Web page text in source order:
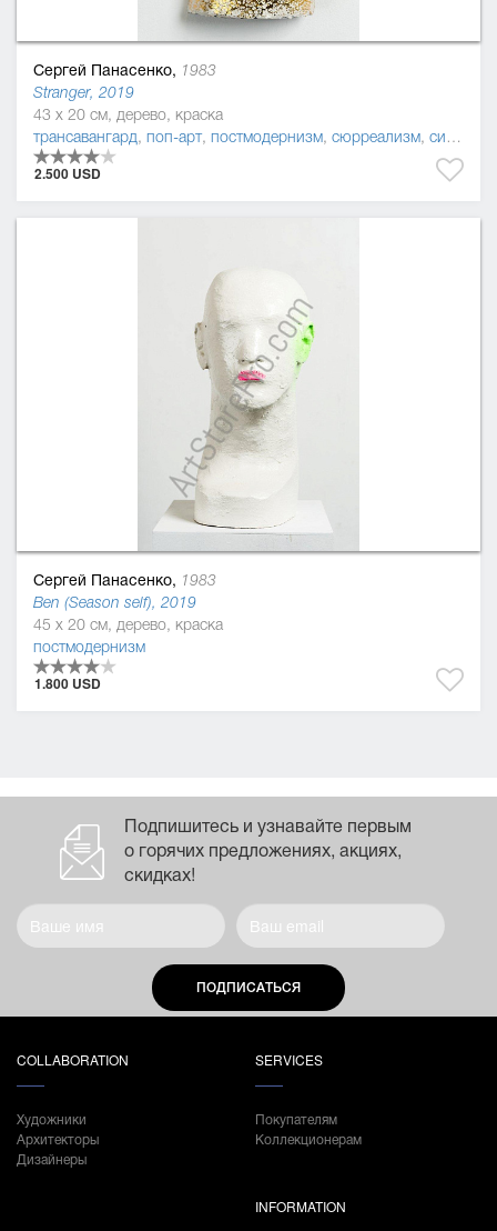
Сергей Панасенко, 1983
Stranger, 2019
43 x 20 см, дерево, краска
трансавангард, поп-арт, постмодернизм, сюрреализм, символизм
2.500 USD
Сергей Панасенко, 1983
Ben (Season self), 2019
45 x 20 см, дерево, краска
постмодернизм
1.800 USD
Подпишитесь и узнавайте первым
о горячих предложениях, акциях,
скидках!
ПОДПИСАТЬСЯ
COLLABORATION
Художники
Архитекторы
Дизайнеры
SERVICES
Покупателям
Коллекционерам
INFORMATION